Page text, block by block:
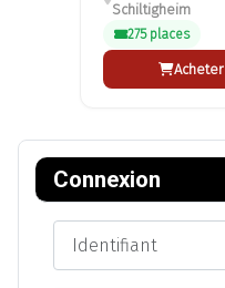
Schiltigheim
275 places
Acheter
Connexion
Identifiant